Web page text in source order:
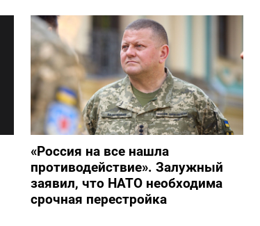
«Россия на все нашла
противодействие». Залужный
заявил, что НАТО необходима
срочная перестройка